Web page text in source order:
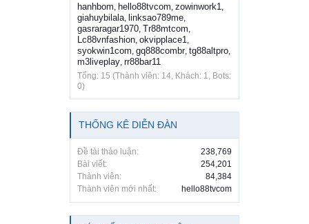
hanhbom hello88tvcom zowinwork1
giahuybilala linksao789me
gasraragar1970 Tr88mtcom
Lc88vnfashion okvipplace1
syokwin1com gq888combr, tg88altpro
m3liveplay rr88bar11
Tổng: 15 (Thành viên: 14, Khách: 1, Bots:
0)
THỐNG KÊ DIỄN ĐÀN
Đề tài thảo luận:
238,769
Bài viết:
254,201
Thành viên:
84,384
Thành viên mới nhất:
hello88tvcom